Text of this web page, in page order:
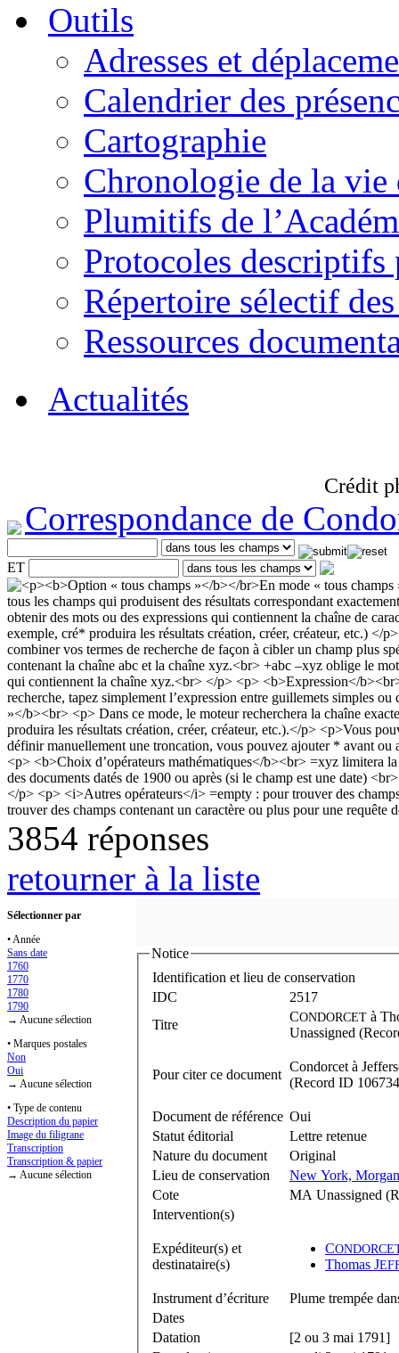
Outils
Adresses et
Calendrier des
Cartographie
Chronologie de la vie
Plumitifs de
Protocoles descriptifs
Répertoire sélectif
Ressources
Actualités
Crédit
Correspondance de
ET
3854 réponses
retourner à la liste
Sélectionner par
• Année
Sans date
1760
1770
1780
1790
→ Aucune sélection
• Marques postales
Non
Oui
→ Aucune sélection
• Type de contenu
Description du papier
Image du filigrane
Transcription
Transcription & papier
→ Aucune sélection
Notice
Identification et lieu de conservation
IDC
2517
Titre
CONDORCET à
Unassigned
Pour citer ce document
Condorcet à
(Record ID
Document de référence Oui
Statut éditorial
Lettre retenue
Nature du document
Original
Lieu de conservation
New York,
Cote
MA Unassigned
Intervention(s)
Expéditeur(s) et
destinataire(s)
C
Thomas J
Instrument d’écriture
Plume trempée
Dates
Datation
[2 ou 3 mai 1791]